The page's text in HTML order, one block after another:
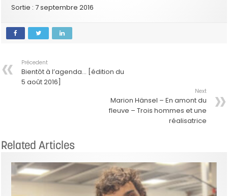
Sortie : 7 septembre 2016
Précedent
Bientôt à l’agenda… [édition du
5 août 2016]
Next
Marion Hänsel – En amont du
fleuve – Trois hommes et une
réalisatrice
Related Articles